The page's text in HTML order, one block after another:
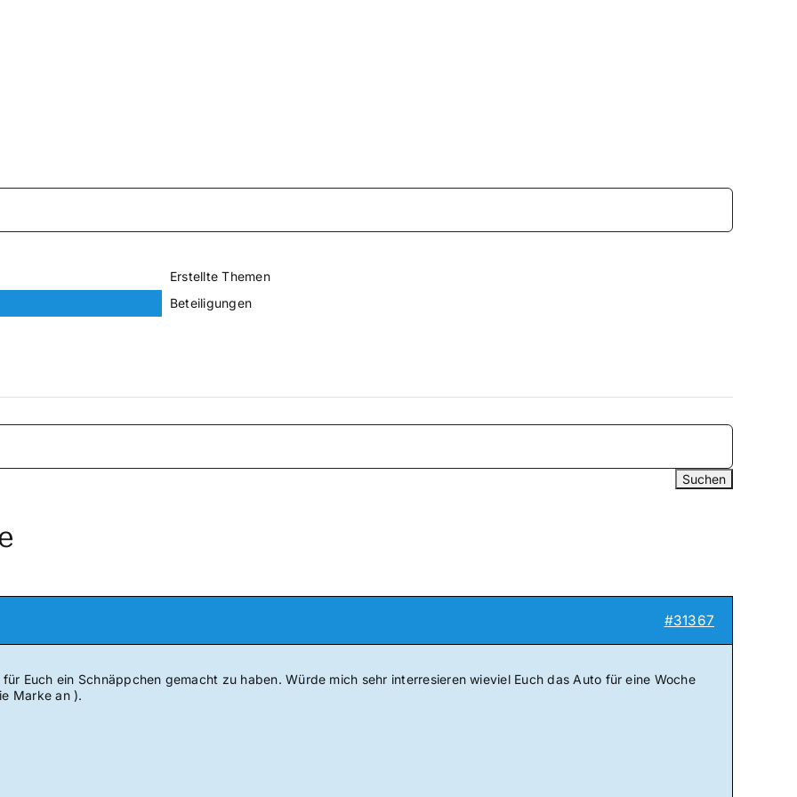
Erstellte Themen
Beteiligungen
#31367
Euch ein Schnäppchen gemacht zu haben. Würde mich sehr interresieren wieviel Euch das Auto für eine Woche
Marke an ).